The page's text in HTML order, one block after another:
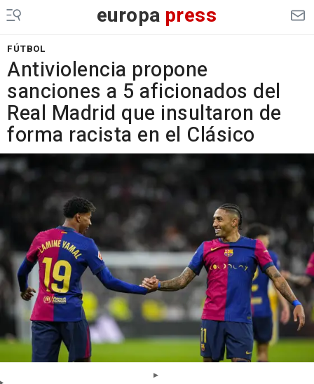
europa press
FÚTBOL
Antiviolencia propone
sanciones a 5 aficionados del
Real Madrid que insultaron de
forma racista en el Clásico